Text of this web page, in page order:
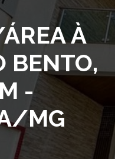
À
BENTO,
-
MG